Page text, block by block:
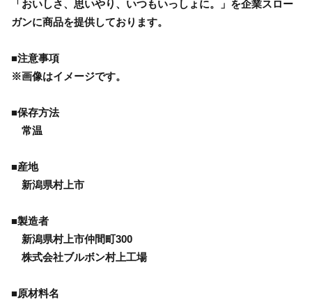
「おいしさ、思いやり、いつもいっしょに。」を企業スロー
ガンに商品を提供しております。
■注意事項
※画像はイメージです。
■保存方法
常温
■産地
新潟県村上市
■製造者
新潟県村上市仲間町300
株式会社ブルボン村上工場
■原材料名